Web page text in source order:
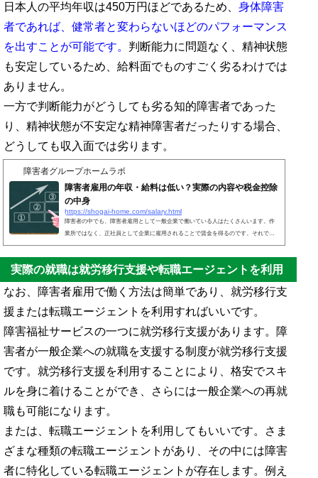
日本人の平均年収は450万円ほどであるため、 身体障害
者であれば、健常者と変わらないほどのパフォーマンス
を出すことが可能です。 判断能力に問題なく、精神状態
も安定しているため、給料面でものすごく劣るわけでは
ありません。
一方で判断能力がどうしても劣る知的障害者であった
り、精神状態が不安定な精神障害者だったりする場合、
どうしても収入面では劣ります。
障害者グループホームラボ
障害者雇用の年収・給料は低い？実際の内容や税金控除
の中身
https://shogai-home.com/salary.html
障害者の中でも、障害者雇用として一般企業で働いている人はたくさんいます。作
業所ではなく、正社員として企業に雇用されることで賃金を得るのです。それで
は、障害者手帳を用いて障害者枠で就職する場合、年収・給料はどのようになるの
でしょうか。健常者に比べると、どうしても平均給与は低くなってしまう現実を避
けることはできません。もちろん障害者で健常者と変わらないパフォーマンスを出
せる人はいるものの、全体の数からすると少ないのです。ただ障害者には所得控除
がありますし、企業の福利厚生をうまく利用すれば実質的な...
実際の就職は就労移行支援や転職エージェントを利用
なお、障害者雇用で働く方法は簡単であり、就労移行支
援または転職エージェントを利用すればいいです。
障害福祉サービスの一つに就労移行支援があります。障
害者が一般企業への就職を支援する制度が就労移行支援
です。就労移行支援を利用することにより、格安でスキ
ルを身に着けることができ、さらには一般企業への再就
職も可能になります。
または、転職エージェントを利用してもいいです。さま
ざまな種類の転職エージェントがあり、その中には障害
者に特化している転職エージェントが存在します。例え